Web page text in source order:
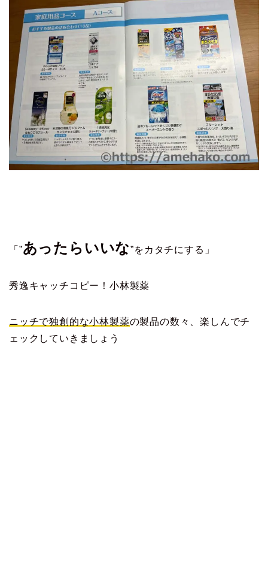
「”あったらいいな”をカタチにする」
秀逸キャッチコピー！小林製薬
ニッチで独創的な小林製薬の製品の数々、楽しんでチ
ェックしていきましょう